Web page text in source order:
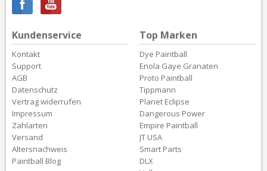
Kundenservice
Kontakt
Support
AGB
Datenschutz
Vertrag widerrufen
Impressum
Zahlarten
Versand
Altersnachweis
Paintball Blog
Top Marken
Dye Paintball
Enola Gaye Granaten
Proto Paintball
Tippmann
Planet Eclipse
Dangerous Power
Empire Paintball
JT USA
Smart Parts
DLX